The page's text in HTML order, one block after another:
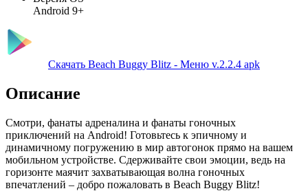
Android 9+
Скачать Beach Buggy Blitz - Меню v.2.2.4 apk
Описание
Смотри, фанаты адреналина и фанаты гоночных
приключений на Android! Готовьтесь к эпичному и
динамичному погружению в мир автогонок прямо на вашем
мобильном устройстве. Сдерживайте свои эмоции, ведь на
горизонте маячит захватывающая волна гоночных
впечатлений – добро пожаловать в Beach Buggy Blitz!